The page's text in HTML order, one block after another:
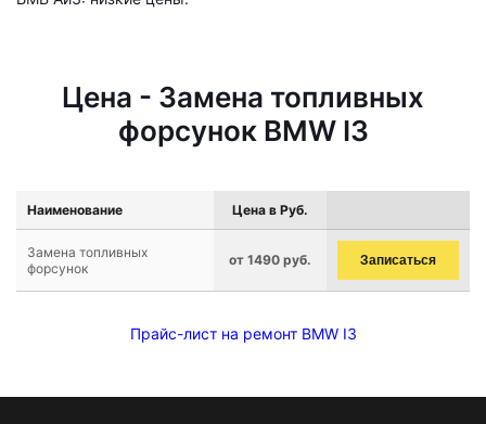
Цена - Замена топливных
форсунок BMW I3
Наименование Цена в Руб.
Замена топливных
форсунок
от 1490 руб. Записаться
Прайс-лист на ремонт BMW I3